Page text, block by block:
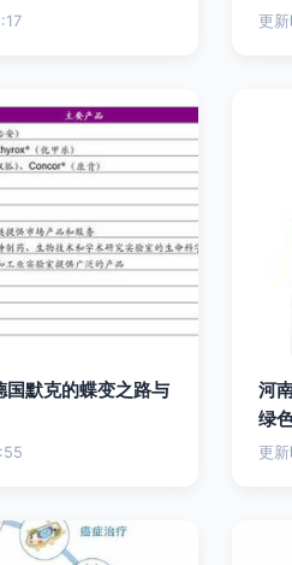
更
默克的蝶变之路与
河
绿
更